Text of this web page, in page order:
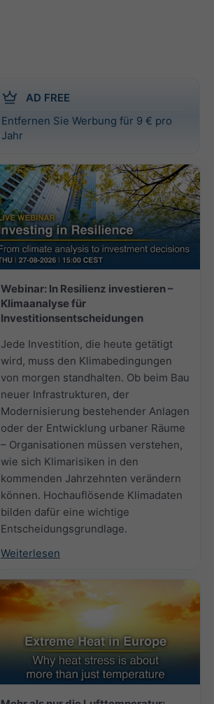
AD FREE
Entfernen Sie Werbung für 9 € pro
Jahr
Webinar: In Resilienz investieren –
Klimaanalyse für
Investitionsentscheidungen
Jede Investition, die heute getätigt
wird, muss den Klimabedingungen
von morgen standhalten. Ob beim Bau
neuer Infrastrukturen, der
Modernisierung bestehender Anlagen
oder der Entwicklung urbaner Räume
– Organisationen müssen verstehen,
wie sich Klimarisiken in den
kommenden Jahrzehnten verändern
können. Hochauflösende Klimadaten
bilden dafür eine wichtige
Entscheidungsgrundlage.
Weiterlesen